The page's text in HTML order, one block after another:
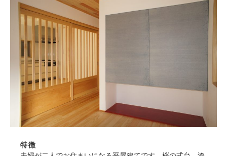
特徴